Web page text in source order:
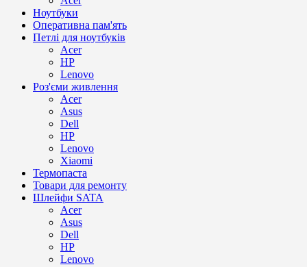
Ноутбуки
Оперативна пам'ять
Петлі для ноутбуків
Acer
HP
Lenovo
Роз'єми живлення
Acer
Asus
Dell
HP
Lenovo
Xiaomi
Термопаста
Товари для ремонту
Шлейфи SATA
Acer
Asus
Dell
HP
Lenovo